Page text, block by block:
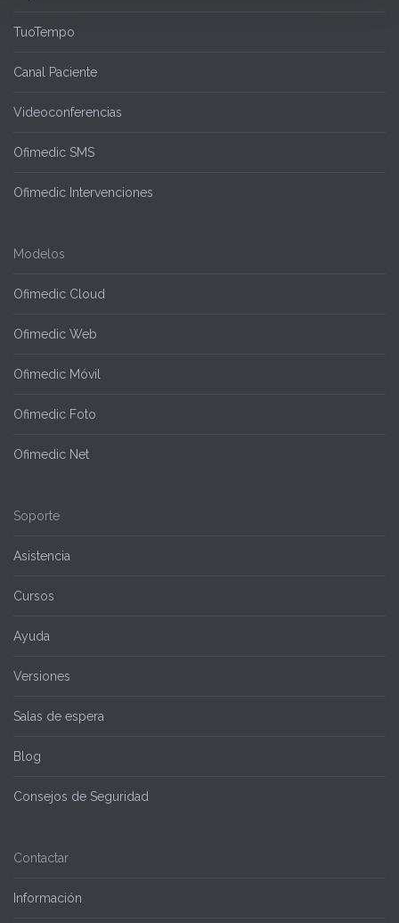
TuoTempo
Canal Paciente
Videoconferencias
Ofimedic SMS
Ofimedic Intervenciones
Modelos
Ofimedic Cloud
Ofimedic Web
Ofimedic Móvil
Ofimedic Foto
Ofimedic Net
Soporte
Asistencia
Cursos
Ayuda
Versiones
Salas de espera
Blog
Consejos de Seguridad
Contactar
Información